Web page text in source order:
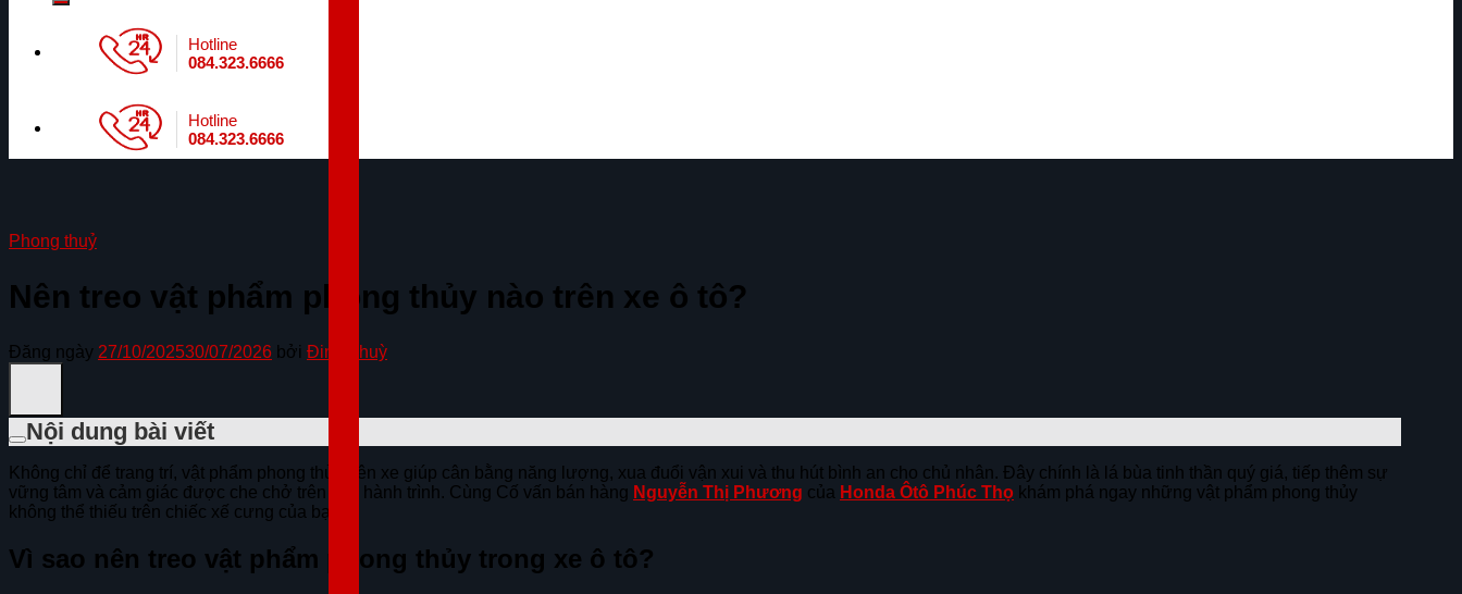
Hotline
084.323.6666
Hotline
084.323.6666
Phong thuỷ
Nên treo vật phẩm phong thủy nào trên xe ô tô?
Đăng ngày 27/10/202530/07/2026 bởi Đinh Thuỳ
Nội dung bài viết
Không chỉ để trang trí, vật phẩm phong thủy trên xe giúp cân bằng năng lượng, xua đuổi vận xui và thu hút bình an cho chủ nhân. Đây chính là lá bùa tinh thần quý giá, tiếp thêm sự
vững tâm và cảm giác được che chở trên mọi hành trình. Cùng Cố vấn bán hàng Nguyễn Thị Phương của Honda Ôtô Phúc Thọ khám phá ngay những vật phẩm phong thủy
không thể thiếu trên chiếc xế cưng của bạn.
Vì sao nên treo vật phẩm phong thủy trong xe ô tô?